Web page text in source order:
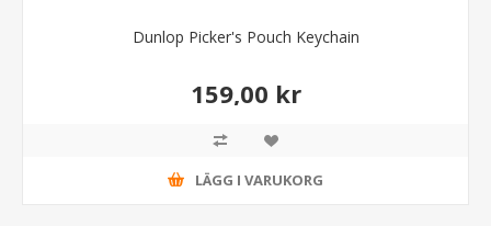
Dunlop Picker's Pouch Keychain
159,00 kr
LÄGG I VARUKORG